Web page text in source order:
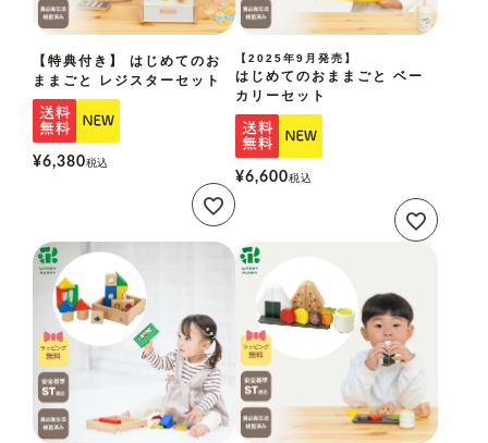
【特典付き】 はじめてのお
ままごと レジスターセット
¥6,380税込
【2025年9月発売】
はじめてのおままごと ベー
カリーセット
¥6,600税込